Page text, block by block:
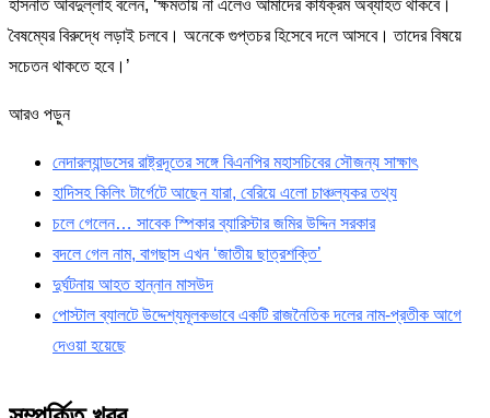
হাসনাত আবদুল্লাহ বলেন, ‘ক্ষমতায় না এলেও আমাদের কার্যক্রম অব্যাহত থাকবে।
বৈষম্যের বিরুদ্ধে লড়াই চলবে। অনেকে গুপ্তচর হিসেবে দলে আসবে। তাদের বিষয়ে
সচেতন থাকতে হবে।’
আরও পড়ুন
নেদারল্যান্ডসের রাষ্ট্রদূতের সঙ্গে বিএনপির মহাসচিবের সৌজন্য সাক্ষাৎ
হাদিসহ কিলিং টার্গেটে আছেন যারা, বেরিয়ে এলো চাঞ্চল্যকর তথ্য
চলে গেলেন… সাবেক স্পিকার ব্যারিস্টার জমির উদ্দিন সরকার
বদলে গেল নাম, বাগছাস এখন ‘জাতীয় ছাত্রশক্তি’
দুর্ঘটনায় আহত হান্নান মাসউদ
পোস্টাল ব্যালটে উদ্দেশ্যমূলকভাবে একটি রাজনৈতিক দলের নাম-প্রতীক আগে
দেওয়া হয়েছে